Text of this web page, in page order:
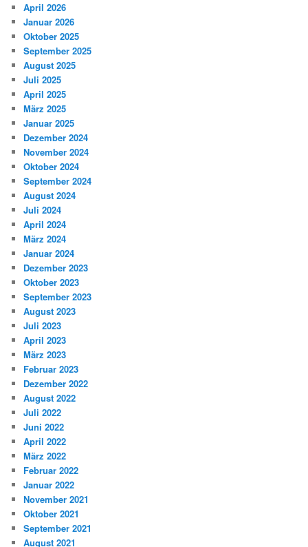
April 2026
Januar 2026
Oktober 2025
September 2025
August 2025
Juli 2025
April 2025
März 2025
Januar 2025
Dezember 2024
November 2024
Oktober 2024
September 2024
August 2024
Juli 2024
April 2024
März 2024
Januar 2024
Dezember 2023
Oktober 2023
September 2023
August 2023
Juli 2023
April 2023
März 2023
Februar 2023
Dezember 2022
August 2022
Juli 2022
Juni 2022
April 2022
März 2022
Februar 2022
Januar 2022
November 2021
Oktober 2021
September 2021
August 2021